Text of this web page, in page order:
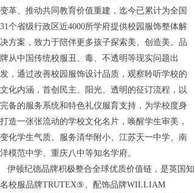
变革、推动共同教育价值重建，迄今已累计为全国
31个省级行政区近4000所学府提供校园服饰整体解
决方案，致力于陪伴更多孩子探索美、创造美。品
牌从中国传统校服丑、毒、不透明等现实问题出
发，通过改善校园服饰设计品质，观察聆听学校的
文化内涵，首创民主、阳光、透明的征订流程，以
完备的服务系统和特色礼仪服育支持，为学校度身
打造一张张流动的学校文化名片，唤醒学生审美，
变化学生气质。服务清华附小、江苏天一中学、南
洋模范中学、重庆八中等知名学府。
伊顿纪德品牌积极整合全球优质价值链，是英国知
名校服品牌TRUTEX⑤、配饰品牌WILLIAM